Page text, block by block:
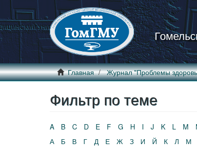
Главная Журнал "Проблемы
Фильтр по теме
A B C D E F G H I J K L M
А
Б В Г Д Е Ж З И Й К Л М